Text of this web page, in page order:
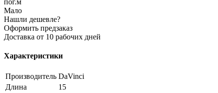
Мало
Нашли дешевле?
Оформить предзаказ
Доставка от 10 рабочих дней
Характеристики
Производитель DaVinci
Длина
15